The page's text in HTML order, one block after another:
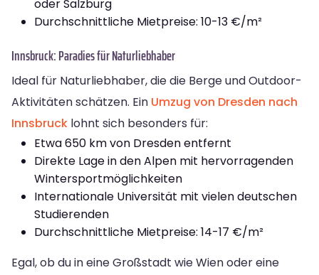
oder Salzburg
Durchschnittliche Mietpreise: 10-13 €/m²
Innsbruck: Paradies für Naturliebhaber
Ideal für Naturliebhaber, die die Berge und Outdoor-
Aktivitäten schätzen. Ein Umzug von Dresden nach
Innsbruck lohnt sich besonders für:
Etwa 650 km von Dresden entfernt
Direkte Lage in den Alpen mit hervorragenden
Wintersportmöglichkeiten
Internationale Universität mit vielen deutschen
Studierenden
Durchschnittliche Mietpreise: 14-17 €/m²
Egal, ob du in eine Großstadt wie Wien oder eine